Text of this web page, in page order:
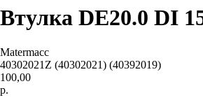
Втулка DE20.0 DI
Matermacc
40302021Z (40302021) (40392019)
100,00
р.